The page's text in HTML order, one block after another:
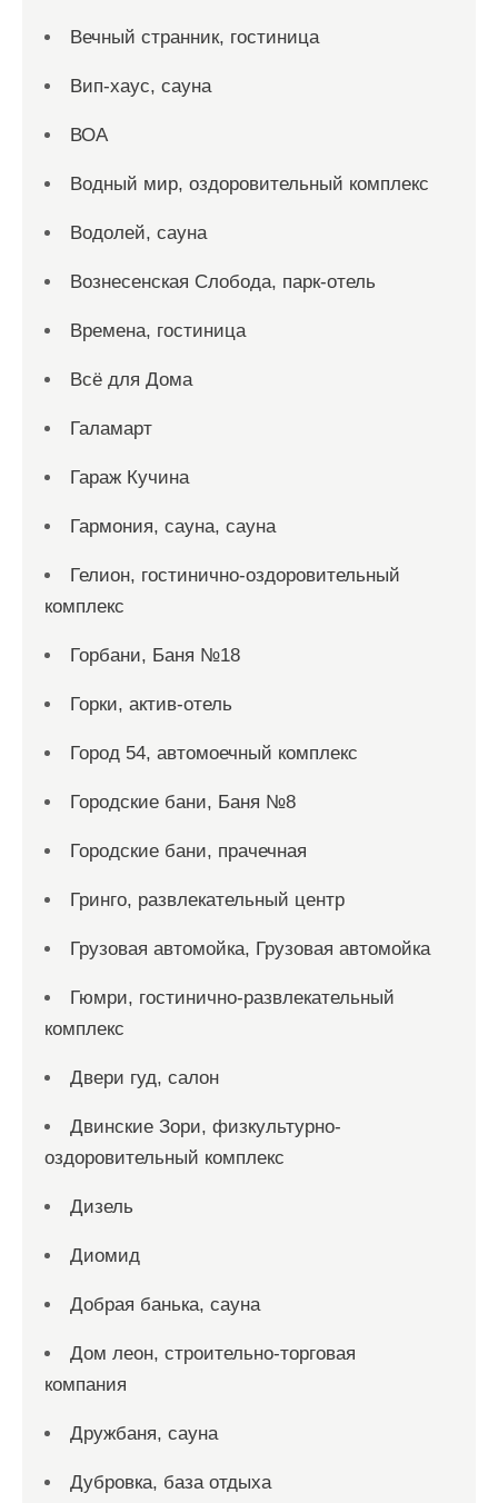
Вечный странник, гостиница
Вип-хаус, сауна
ВОА
Водный мир, оздоровительный комплекс
Водолей, сауна
Вознесенская Слобода, парк-отель
Времена, гостиница
Всё для Дома
Галамарт
Гараж Кучина
Гармония, сауна, сауна
Гелион, гостинично-оздоровительный
комплекс
Горбани, Баня №18
Горки, актив-отель
Город 54, автомоечный комплекс
Городские бани, Баня №8
Городские бани, прачечная
Гринго, развлекательный центр
Грузовая автомойка, Грузовая автомойка
Гюмри, гостинично-развлекательный
комплекс
Двери гуд, салон
Двинские Зори, физкультурно-
оздоровительный комплекс
Дизель
Диомид
Добрая банька, сауна
Дом леон, строительно-торговая
компания
Дружбаня, сауна
Дубровка, база отдыха